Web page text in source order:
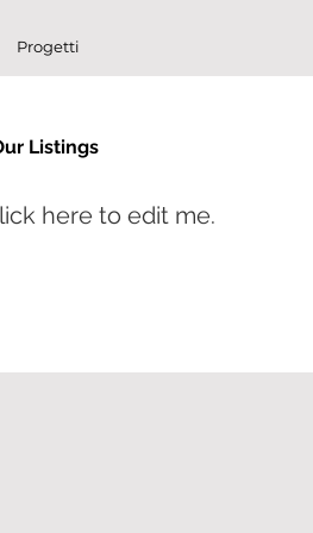
Progetti
Listings
here to edit me.